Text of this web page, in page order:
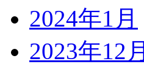
2024年1月
2023年12月